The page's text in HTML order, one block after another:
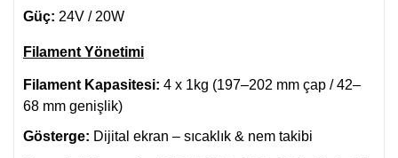
Güç: 24V / 20W
Filament Yönetimi
Filament Kapasitesi: 4 x 1kg (197–202 mm çap / 42–
68 mm genişlik)
Gösterge: Dijital ekran – sıcaklık & nem takibi